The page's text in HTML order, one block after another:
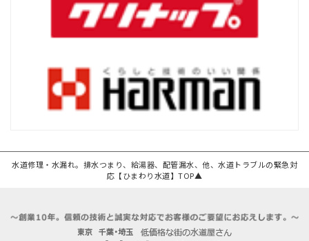
水道修理・水漏れ。排水つまり、給湯器、配管漏水、他、水道トラブルの緊急対
応【ひまわり水道】TOP▲